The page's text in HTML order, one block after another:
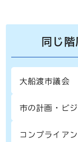
同じ
大船渡市議会
市の計画・ビ
コンプライア